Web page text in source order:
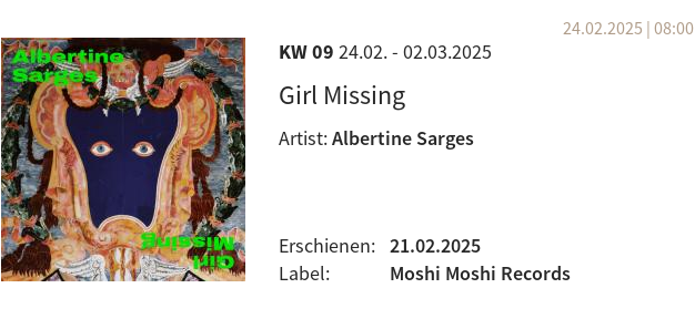
24.02.2025 | 08:00
KW 09 24.02. - 02.03.2025
Girl Missing
Artist:Albertine Sarges
Erschienen: 21.02.2025
Label:
Moshi Moshi Records